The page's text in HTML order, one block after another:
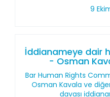
9
İddianameye dair
- Osman
Bar Human Rights
Osman Kavala ve
davası